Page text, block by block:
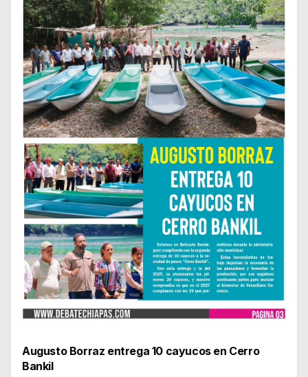
Augusto Borraz entrega 10 cayucos en Cerro
Bankil